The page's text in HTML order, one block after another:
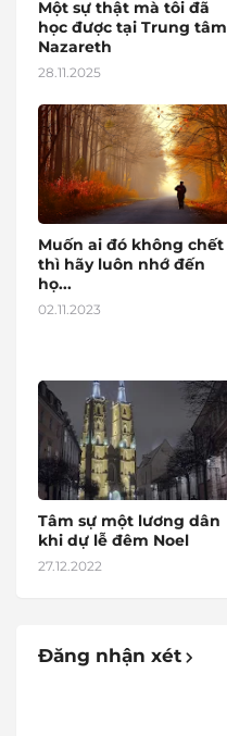
Một sự thật mà tôi đã
học được tại Trung tâm
Nazareth
28.11.2025
Muốn ai đó không chết
thì hãy luôn nhớ đến
họ...
02.11.2023
Tâm sự một lương dân
khi dự lễ đêm Noel
27.12.2022
Đăng nhận xét